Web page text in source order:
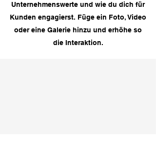
Unternehmenswerte und wie du dich für
Kunden engagierst. Füge ein Foto, Video
oder eine Galerie hinzu und erhöhe so
die Interaktion.